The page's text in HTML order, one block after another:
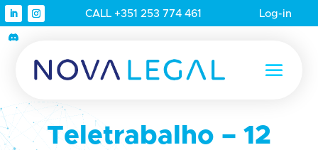
CALL +351 253 774 461 Log-in
Teletrabalho – 12